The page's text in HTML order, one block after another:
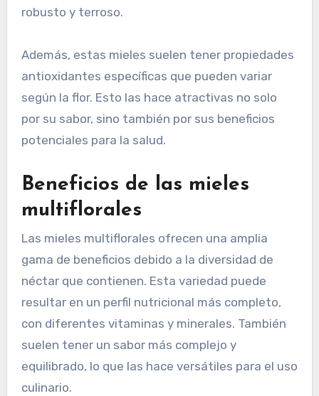
robusto y terroso.
Además, estas mieles suelen tener propiedades
antioxidantes específicas que pueden variar
según la flor. Esto las hace atractivas no solo
por su sabor, sino también por sus beneficios
potenciales para la salud.
Beneficios de las mieles
multiflorales
Las mieles multiflorales ofrecen una amplia
gama de beneficios debido a la diversidad de
néctar que contienen. Esta variedad puede
resultar en un perfil nutricional más completo,
con diferentes vitaminas y minerales. También
suelen tener un sabor más complejo y
equilibrado, lo que las hace versátiles para el uso
culinario.